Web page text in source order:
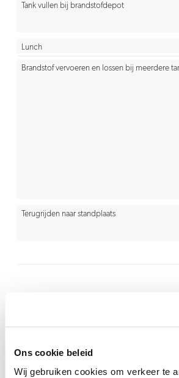
Ons cookie beleid
Wij gebruiken cookies om verkeer te
Tank vullen bij brandstofdepot
Lunch
Brandstof vervoeren en lossen bij meerdere
Terugrijden naar standplaats
Voorbeeld uit de